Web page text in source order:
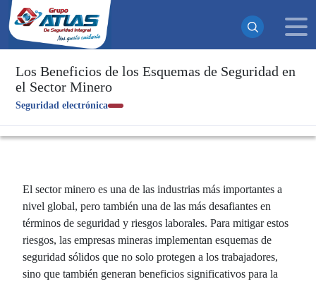
Los Beneficios de los Esquemas de Seguridad en
el Sector Minero
Seguridad electrónica
El sector minero es una de las industrias más importantes a
nivel global, pero también una de las más desafiantes en
términos de seguridad y riesgos laborales. Para mitigar estos
riesgos, las empresas mineras implementan esquemas de
seguridad sólidos que no solo protegen a los trabajadores,
sino que también generan beneficios significativos para la
¡Suscrito exitosamente!
Ahora recibirás todas nuestras actualizaciones y noticias
directamente en tu bandeja de entrada. ¡No te pierdas
Continuar